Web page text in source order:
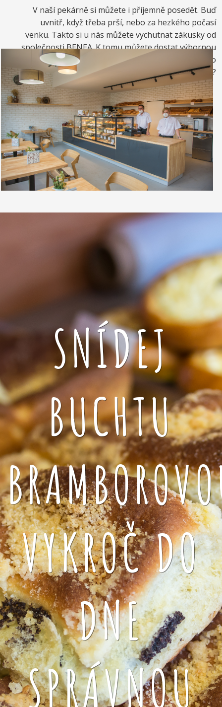
V naší pekárně si můžete i příjemně posedět. Buď
uvnitř, když třeba prší, nebo za hezkého počasí
venku. Takto si u nás můžete vychutnat zákusky od
společnosti BENEA. K tomu můžete dostat výbornou
kávou. Nebo si raději dáte zrmzlinový pohár nebo
vynikající točenou zmrzlinu?
SNÍDEJ
BUCHTU
VYKROČ DO
DNE
SPRÁVNOU